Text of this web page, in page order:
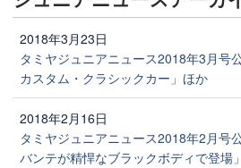
2018年3月23日
タミヤジュニアニュース2018年3月号
カスタム・クラシックカー」ほか
2018年2月16日
タミヤジュニアニュース2018年2月号
バンテが精悍なブラックボディで登場